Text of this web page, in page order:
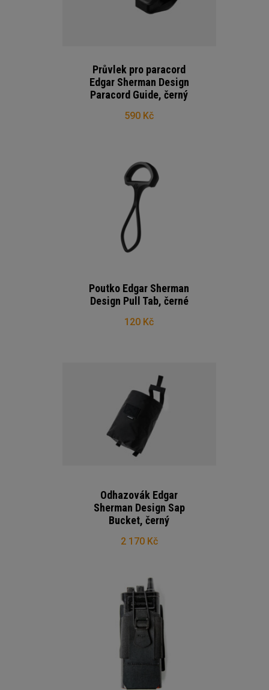
Průvlek pro paracord
Edgar Sherman Design
Paracord Guide, černý
590 Kč
Poutko Edgar Sherman
Design Pull Tab, černé
120 Kč
Odhazovák Edgar
Sherman Design Sap
Bucket, černý
2 170 Kč